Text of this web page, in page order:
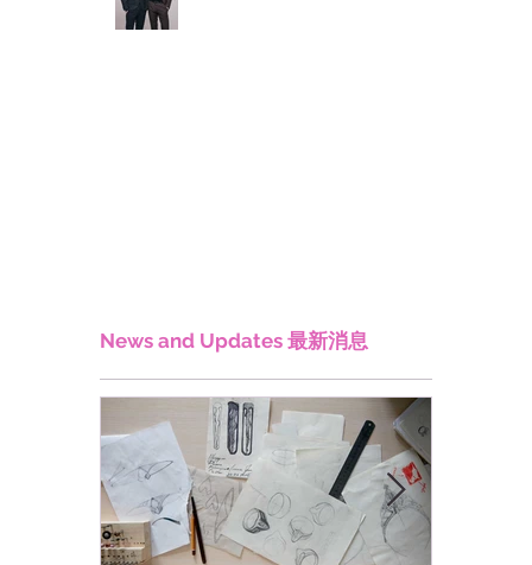
News and Updates 最新消息